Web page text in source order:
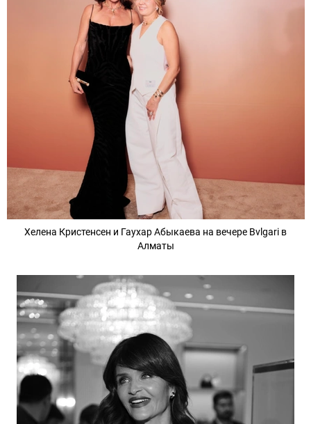
Хелена Кристенсен и Гаухар Абыкаева на вечере Bvlgari в
Алматы